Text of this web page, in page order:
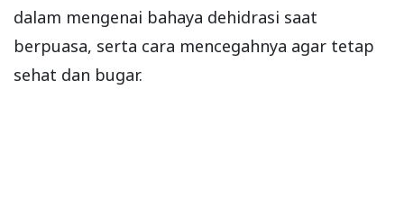
dalam mengenai bahaya dehidrasi saat
berpuasa, serta cara mencegahnya agar tetap
sehat dan bugar.